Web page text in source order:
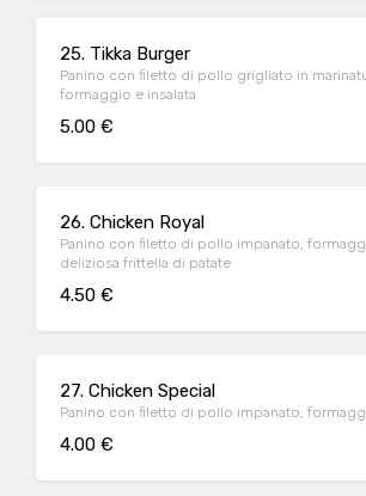
25. Tikka Burger
Panino con filetto di pollo grigliato in
formaggio e insalata
5.00 €
26. Chicken Royal
Panino con filetto di pollo impanato,
deliziosa frittella di patate
4.50 €
27. Chicken Special
Panino con filetto di pollo impanato,
4.00 €